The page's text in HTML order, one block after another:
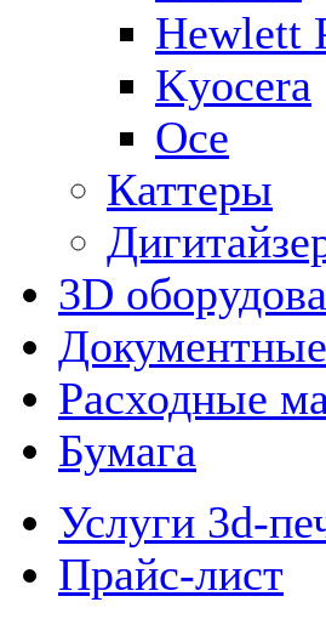
Hewlett
Kyocera
Oce
Каттеры
3D
Расходные
Бумага
Услуги 3d-
Прайс-лист